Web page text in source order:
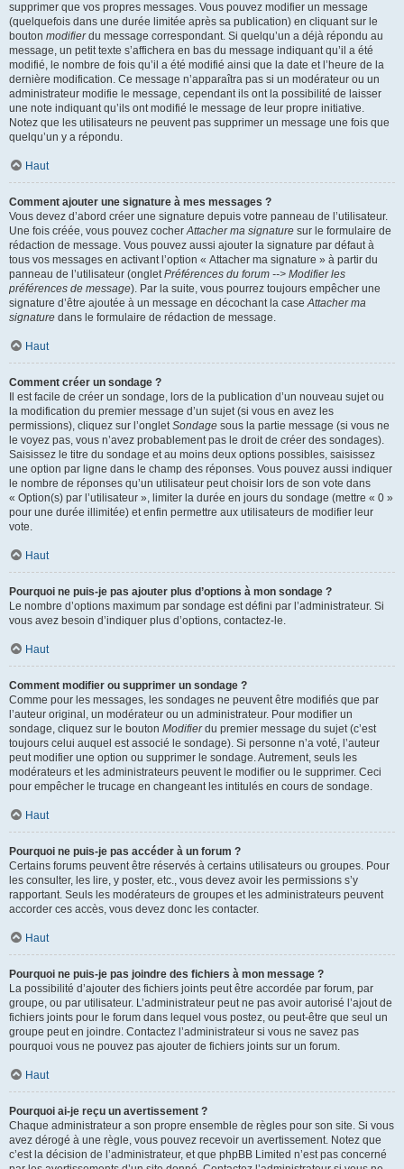
supprimer que vos propres messages. Vous pouvez modifier un message
(quelquefois dans une durée limitée après sa publication) en cliquant sur le
bouton modifierdu message correspondant. Si quelqu’un a déjà répondu au
message, un petit texte s’affichera en bas du message indiquant qu’il a été
modifié, le nombre de fois qu’il a été modifié ainsi que la date et l’heure de la
dernière modification. Ce message n’apparaîtra pas si un modérateur ou un
administrateur modifie le message, cependant ils ont la possibilité de laisser
une note indiquant qu’ils ont modifié le message de leur propre initiative.
Notez que les utilisateurs ne peuvent pas supprimer un message une fois que
quelqu’un y a répondu.
Haut
Comment ajouter une signature à mes messages ?
Vous devez d’abord créer une signature depuis votre panneau de l’utilisateur.
Une fois créée, vous pouvez cocherAttacher ma signature sur le formulaire de
rédaction de message. Vous pouvez aussi ajouter la signature par défaut à
tous vos messages en activant l’option « Attacher ma signature » à partir du
panneau de l’utilisateur (ongletPréférences du forum --> Modifier les
préférences de message). Par la suite, vous pourrez toujours empêcher une
signature d’être ajoutée à un message en décochant la caseAttacher ma
signature dans le formulaire de rédaction de message.
Haut
Comment créer un sondage ?
Il est facile de créer un sondage, lors de la publication d’un nouveau sujet ou
la modification du premier message d’un sujet (si vous en avez les
permissions), cliquez sur l’ongletSondage sous la partie message (si vous ne
le voyez pas, vous n’avez probablement pas le droit de créer des sondages).
Saisissez le titre du sondage et au moins deux options possibles, saisissez
une option par ligne dans le champ des réponses. Vous pouvez aussi indiquer
le nombre de réponses qu’un utilisateur peut choisir lors de son vote dans
« Option(s) par l’utilisateur », limiter la durée en jours du sondage (mettre « 0 »
pour une durée illimitée) et enfin permettre aux utilisateurs de modifier leur
vote.
Haut
Pourquoi ne puis-je pas ajouter plus d’options à mon sondage ?
Le nombre d’options maximum par sondage est défini par l’administrateur. Si
vous avez besoin d’indiquer plus d’options, contactez-le.
Haut
Comment modifier ou supprimer un sondage ?
Comme pour les messages, les sondages ne peuvent être modifiés que par
l’auteur original, un modérateur ou un administrateur. Pour modifier un
sondage, cliquez sur le bouton Modifierdu premier message du sujet (c’est
toujours celui auquel est associé le sondage). Si personne n’a voté, l’auteur
peut modifier une option ou supprimer le sondage. Autrement, seuls les
modérateurs et les administrateurs peuvent le modifier ou le supprimer. Ceci
pour empêcher le trucage en changeant les intitulés en cours de sondage.
Haut
Pourquoi ne puis-je pas accéder à un forum ?
Certains forums peuvent être réservés à certains utilisateurs ou groupes. Pour
les consulter, les lire, y poster, etc., vous devez avoir les permissions s’y
rapportant. Seuls les modérateurs de groupes et les administrateurs peuvent
accorder ces accès, vous devez donc les contacter.
Haut
Pourquoi ne puis-je pas joindre des fichiers à mon message ?
La possibilité d’ajouter des fichiers joints peut être accordée par forum, par
groupe, ou par utilisateur. L’administrateur peut ne pas avoir autorisé l’ajout de
fichiers joints pour le forum dans lequel vous postez, ou peut-être que seul un
groupe peut en joindre. Contactez l’administrateur si vous ne savez pas
pourquoi vous ne pouvez pas ajouter de fichiers joints sur un forum.
Haut
Pourquoi ai-je reçu un avertissement ?
Chaque administrateur a son propre ensemble de règles pour son site. Si vous
avez dérogé à une règle, vous pouvez recevoir un avertissement. Notez que
c’est la décision de l’administrateur, et que phpBB Limited n’est pas concerné